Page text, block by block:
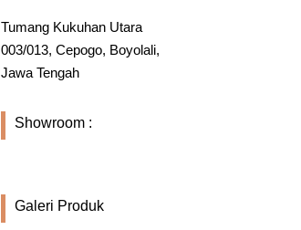
Tumang Kukuhan Utara
003/013, Cepogo, Boyolali,
Jawa Tengah
Showroom :
Galeri Produk